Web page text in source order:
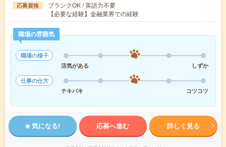
応募資格
ブランクOK / 英語力不要
【必要な経験】金融業界での経験
職場の雰囲気
職場の様子
活気がある
しずか
仕事の仕方
テキパキ
コツコツ
気になる! 応募へ進む 詳しく見る